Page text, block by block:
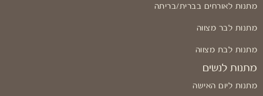
מתנות לאורחים בברית/בריתה
מתנות לבר מצווה
מתנות לבת מצווה
מתנות לנשים
מתנות ליום האישה